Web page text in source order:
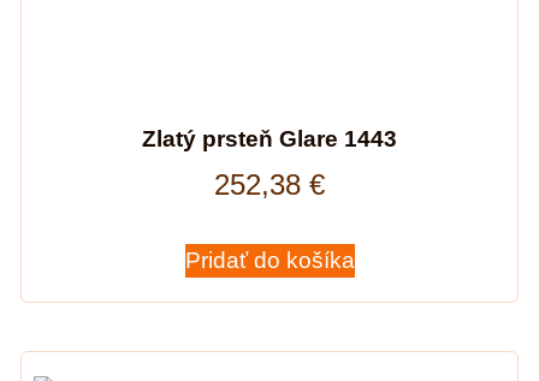
Zlatý prsteň Glare 1443
252,38 €
Pridať do košíka